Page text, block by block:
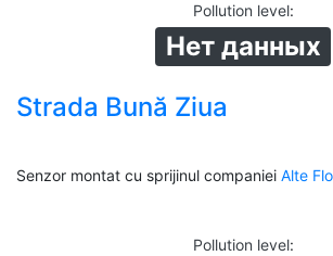
Pollution level:
Нет данных
Strada Bună Ziua
Senzor montat cu sprijinul companiei Alte
Pollution level: